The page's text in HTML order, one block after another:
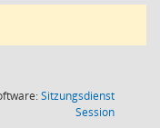
Sitzungsdienst
Session(Wird in